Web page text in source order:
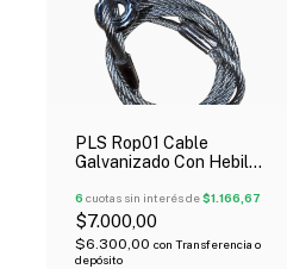
PLS Rop01 Cable
Galvanizado Con Hebilla
Luces
6 cuotas sin interés de$1.166,67
$7.000,00
$6.300,00 con Transferencia o
depósito